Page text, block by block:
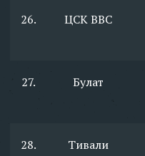
26. ЦСК ВВС
27. Булат
28. Тивали